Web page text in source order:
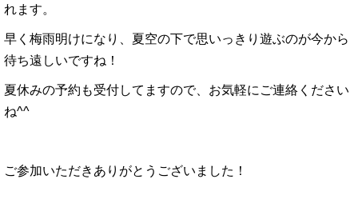
れます。
早く梅雨明けになり、夏空の下で思いっきり遊ぶのが今から
待ち遠しいですね！
夏休みの予約も受付してますので、お気軽にご連絡ください
ね^^
ご参加いただきありがとうございました！